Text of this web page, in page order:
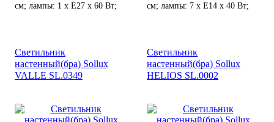
см; лампы: 1 х Е27 х 60 Вт;
см; лампы: 7 х Е14 х 40 Вт;
Светильник
настенный(бра) Sollux
VALLE SL.0349
Светильник
настенный(бра) Sollux
HELIOS SL.0002